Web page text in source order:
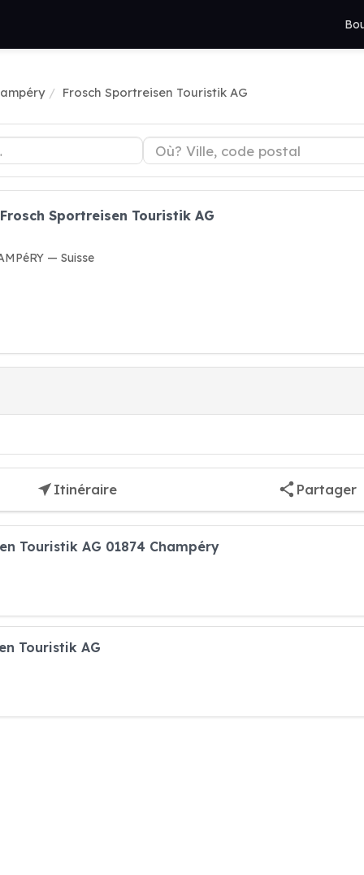
Frosch Sportreisen Touristik AG
Sportreisen Touristik AG
— Suisse
Itinéraire Partager
Touristik AG 01874 Champéry
Touristik AG